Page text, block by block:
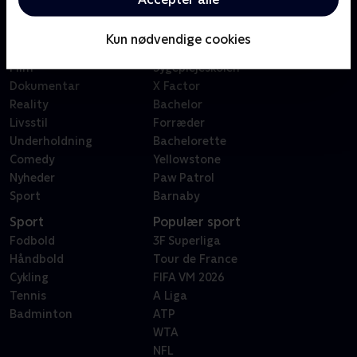
Kun nødvendige cookies
Kategorier
Film
Dokumentar
Reality
Livsstil
Underholdning
Comedy
Nyheder
Sport
Badehotellet
Sygeplejeskolen
X Factor
Bachelor
Forræder
Bachelorette
Yellowstone
Paw Patrol
Barnaby
Sport
Fodbold
Håndbold
Cykling
Tennis
Badminton
Populær sport
3F Superliga
Tour de France
FIFA VM 2026
A Liga
ATP
WTA
NFL